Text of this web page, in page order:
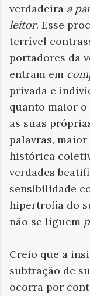
verdadeira a
leitor. Esse
terrível
portadores da
entram em
privada e
quanto maior
as suas
palavras,
histórica
verdades
sensibilidade
hipertrofia do
não se liguem
Creio que a
subtração de
ocorra por